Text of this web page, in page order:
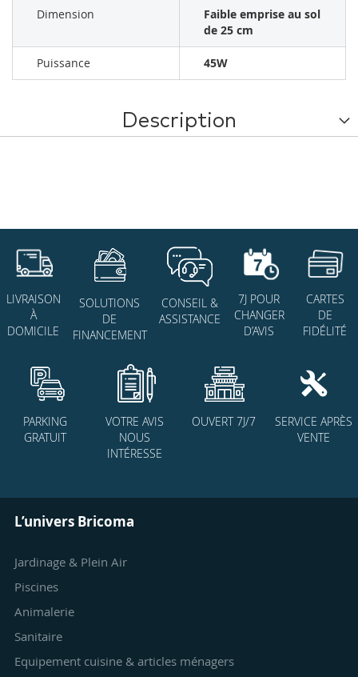
Dimension
Faible emprise au sol
de 25 cm
Puissance 45W
Description
LIVRAISON
À
DOMICILE
SOLUTIONS
DE
FINANCEMENT
CONSEIL &
ASSISTANCE
7J POUR
CHANGER
D’AVIS
CARTES
DE
FIDÉLITÉ
PARKING
GRATUIT
VOTRE AVIS
NOUS
INTÉRESSE
OUVERT 7J/7
SERVICE APRÈS
VENTE
L’univers Bricoma
Jardinage & Plein Air
Piscines
Animalerie
Sanitaire
Equipement cuisine & articles ménagers